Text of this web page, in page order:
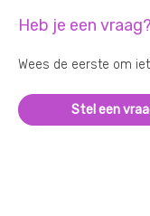
Heb je een vraag?
Wees de eerste om
Stel een